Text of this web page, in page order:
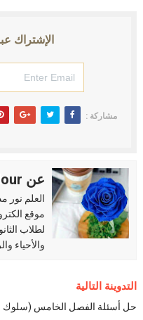
الإشتراك
مشاركة :
عن Nour
موقع
لطلاب
والأحياء
التدوينة التالية
حل أسئلة الفصل الخامس (سلوك